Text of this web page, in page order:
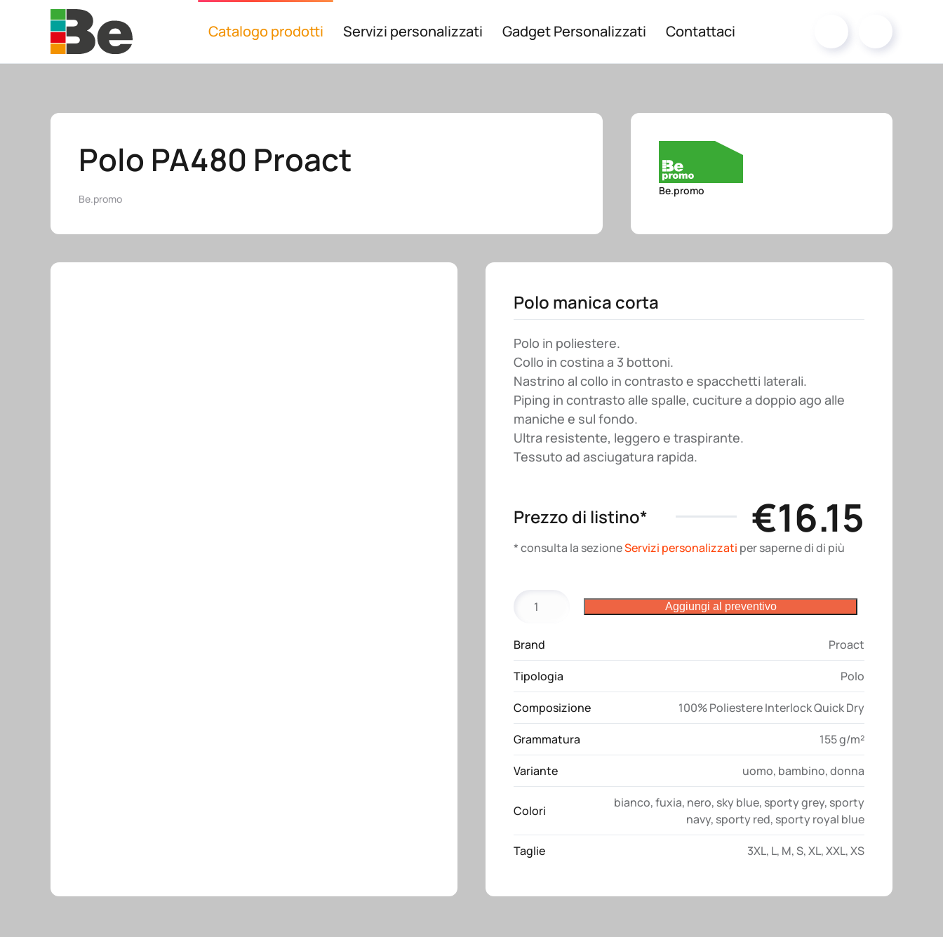
Skip to main content Catalogo prodotti Servizi personalizzati Gadget Personalizzati Contattaci
Polo PA480 Proact
Be.promo
Be.promo
Polo manica corta
Polo in poliestere.
Collo in costina a 3 bottoni.
Nastrino al collo in contrasto e spacchetti laterali.
Piping in contrasto alle spalle, cuciture a doppio ago alle
maniche e sul fondo.
Ultra resistente, leggero e traspirante.
Tessuto ad asciugatura rapida.
Prezzo di listino* €16.15
* consulta la sezioneServizi personalizzati per saperne di di più
PA480
quantità
Aggiungi al preventivo
Brand Proact
Tipologia Polo
Composizione 100% Poliestere Interlock Quick Dry
Grammatura 155 g/m²
Variante uomo, bambino,donna
Colori
bianco,fuxia, nero, sky blue, sporty grey, sporty
navy, sporty red, sporty royal blue
Taglie 3XL, L, M,S,XL,XXL,XS